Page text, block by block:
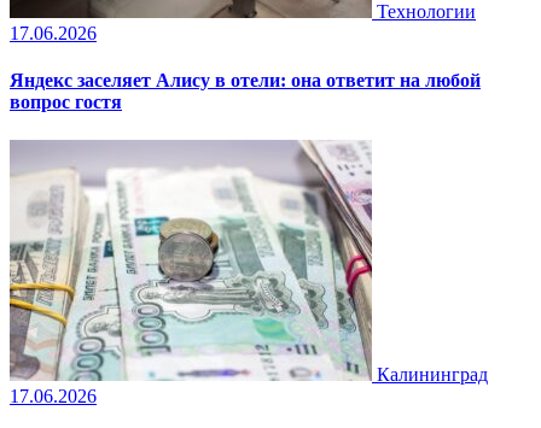
Технологии
17.06.2026
Яндекс заселяет Алису в отели: она ответит на любой
вопрос гостя
Калининград
17.06.2026